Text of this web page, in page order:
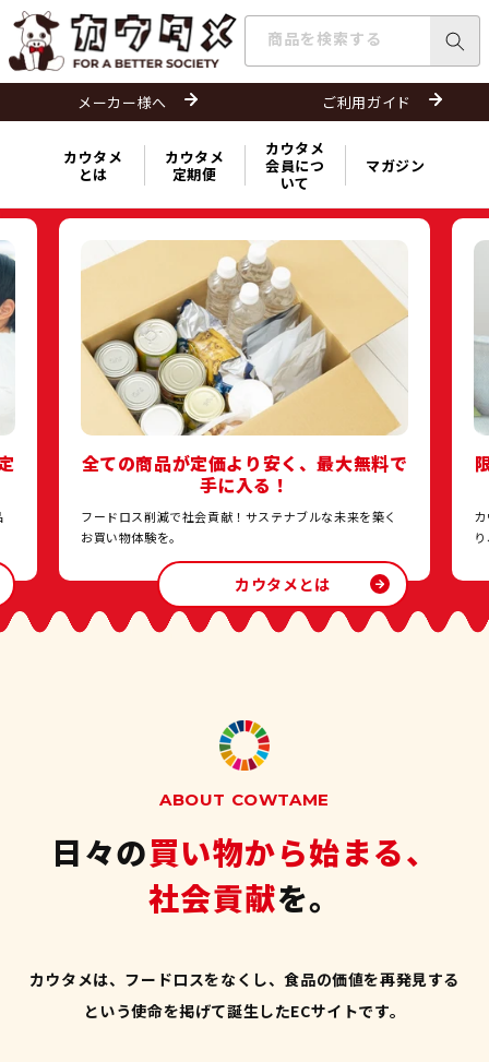
コンテ
ンツに
進む
商品を検索する
メーカー様へ ご利用ガイド
カウタメ
とは
カウタメ
定期便
カウタメ
会員につ
いて
マガジン
全ての商品が定価より安く、最大無料で
手に入る！
フードロス削減で社会貢献！サステナブルな未来を築く
お買い物体験を。
カウタメとは
ABOUT COWTAME
日々の買い物から始まる、
社会貢献を。
カウタメは、フードロスをなくし、食品の価値を再発見する
という使命を掲げて誕生したECサイトです。